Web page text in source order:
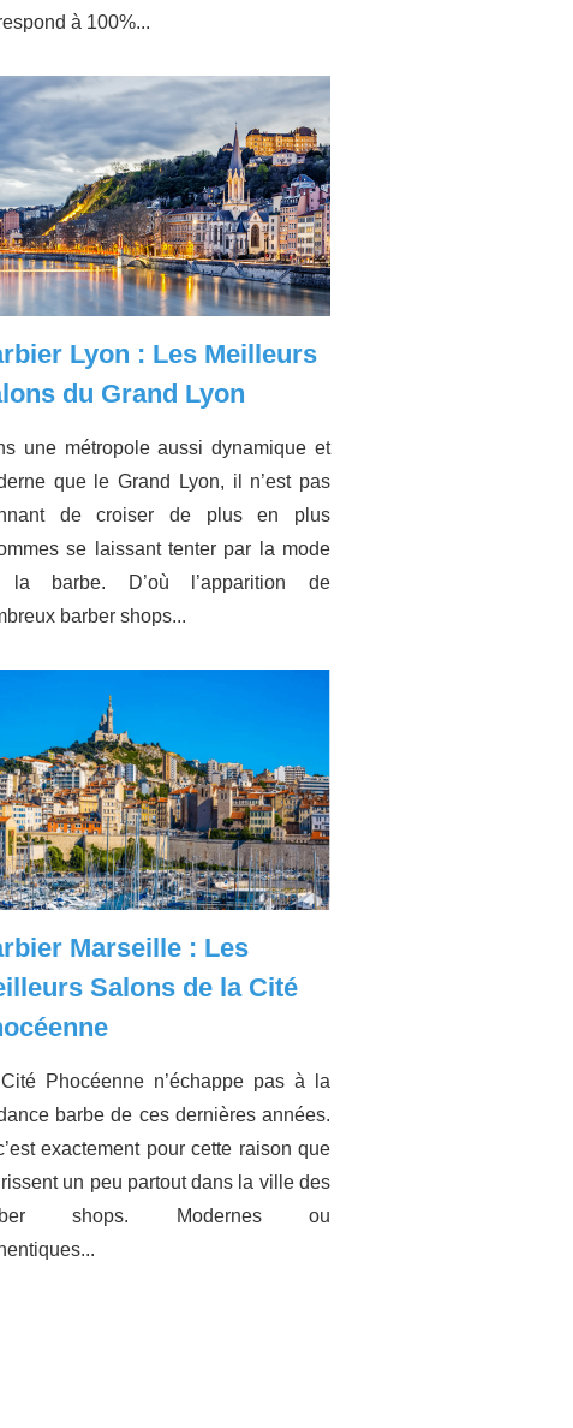
à 100%...
Lyon : Les Meilleurs
du Grand Lyon
une métropole aussi dynamique et
que le Grand Lyon, il n’est pas
de croiser de plus en plus
se laissant tenter par la mode
la barbe. D’où l’apparition de
barber shops...
Marseille : Les
Salons de la Cité
Phocéenne n’échappe pas à la
barbe de ces dernières années.
exactement pour cette raison que
un peu partout dans la ville des
shops. Modernes ou